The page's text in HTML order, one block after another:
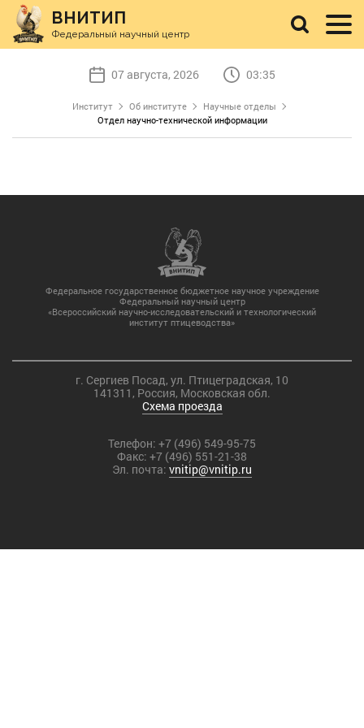
ВНИТИП
Федеральный научный центр
07 августа, 2026 03:35
Институт Об институте
Научные отделы
Отдел научно-технической информации
Федеральное государственное бюджетное научное учреждение
Федеральный научный центр
«Всероссийский научно-исследовательский и технологический
институт птицеводства»
г. Сергиев Посад, ул. Птицеградская, 10
141311, Россия, Московская обл.
Схема проезда
Телефон: +7 (496) 549-95-75
Факс: +7 (496) 551-21-38
Эл. почта: vnitip@vnitip.ru